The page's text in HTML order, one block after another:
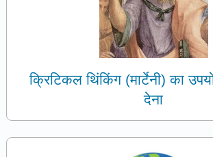
क्रिटिकल थिंकिंग (मार्टेनी) का
देना